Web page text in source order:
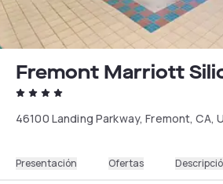
Fremont Marriott
46100 Landing Parkway, Fremont, CA,
Presentación Ofertas